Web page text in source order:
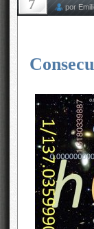
mucho
ello, lo
lejanía
podían
con su